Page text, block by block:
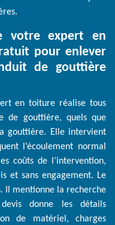
votre expert en
pour enlever
de gouttière
en toiture réalise tous
de gouttière, quels que
gouttière. Elle intervient
l’écoulement normal
coûts de l’intervention,
et sans engagement. Le
Il mentionne la recherche
donne les détails
de matériel, charges